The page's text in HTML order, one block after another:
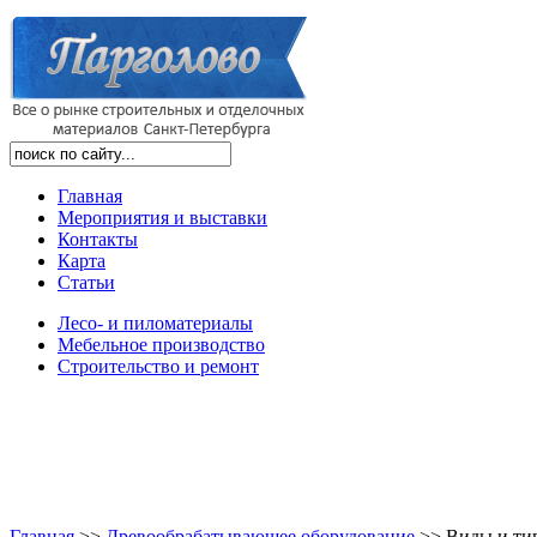
Главная
Мероприятия и выставки
Контакты
Карта
Статьи
Лесо- и пиломатериалы
Мебельное производство
Строительство и ремонт